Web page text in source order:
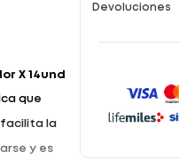
X 14und
que
facilita la
y es
Devoluciones